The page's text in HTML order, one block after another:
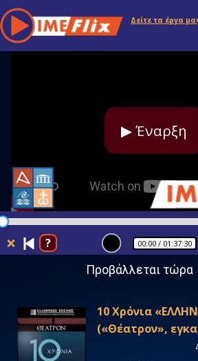
Δείτε τα έργα
▶ Έναρξη
❌ ? 00:00 / 01:37:30
Προβάλλεται τώρα
10 Χρόνια
(«Θέατρον»,